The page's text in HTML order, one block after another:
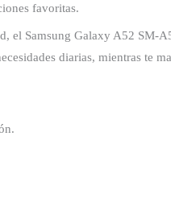
favoritas.
Samsung Galaxy A52 SM-
diarias, mientras te